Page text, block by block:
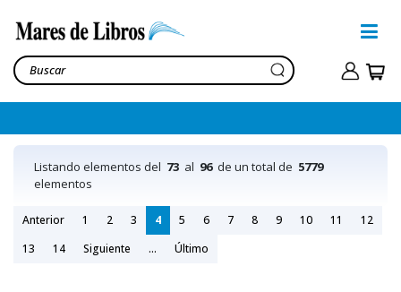
Listando elementos del 73 al 96de un total de 5779
elementos
Anterior 1 2 3 4 5 6 7 8 9 10 11
12
13
14 Siguiente ... Último